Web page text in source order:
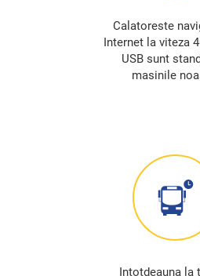
Calatoreste
Internet la viteza
USB sunt
masinile
Intotdeauna la